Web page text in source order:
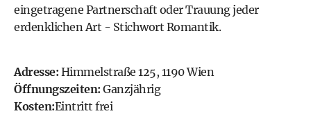
eingetragene Partnerschaft oder Trauung jeder
erdenklichen Art - Stichwort Romantik.
Adresse: Himmelstraße 125, 1190 Wien
Öffnungszeiten: Ganzjährig
Kosten:Eintritt frei